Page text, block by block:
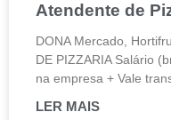
Atendente de
DONA Mercado,
DE PIZZARIA Salário
na empresa + Vale
LER MAIS